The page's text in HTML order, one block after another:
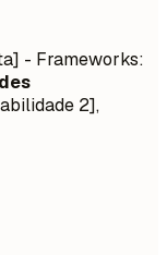
- Frameworks:
2],